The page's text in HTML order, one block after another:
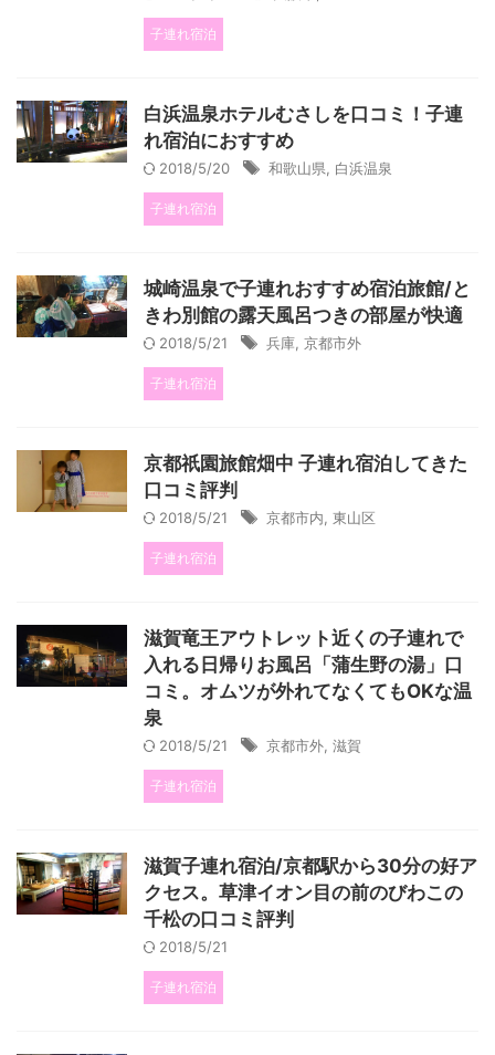
子連れ宿泊
白浜温泉ホテルむさしを口コミ！子連
れ宿泊におすすめ
2018/5/20 和歌山県 白浜温泉
子連れ宿泊
城崎温泉で子連れおすすめ宿泊旅館/と
きわ別館の露天風呂つきの部屋が快適
2018/5/21 兵庫 京都市外
子連れ宿泊
京都祇園旅館畑中 子連れ宿泊してきた
口コミ評判
2018/5/21 京都市内 東山区
子連れ宿泊
滋賀竜王アウトレット近くの子連れで
入れる日帰りお風呂「蒲生野の湯」口
コミ。オムツが外れてなくてもOKな温
泉
2018/5/21 京都市外 滋賀
子連れ宿泊
滋賀子連れ宿泊/京都駅から30分の好ア
クセス。草津イオン目の前のびわこの
千松の口コミ評判
2018/5/21
子連れ宿泊